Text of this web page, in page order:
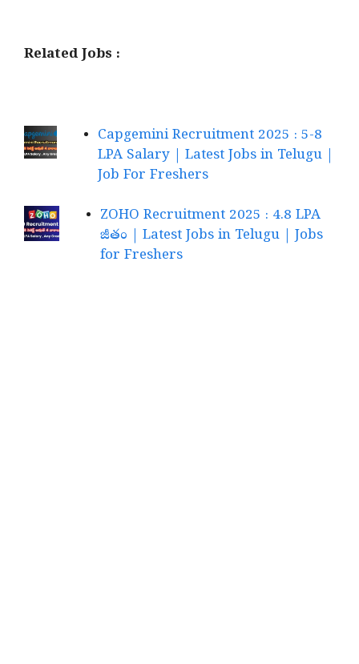
Related Jobs :
Capgemini Recruitment 2025 : 5-8
LPA Salary | Latest Jobs in Telugu |
Job For Freshers
ZOHO Recruitment 2025 : 4.8 LPA
జీతం | Latest Jobs in Telugu | Jobs
for Freshers